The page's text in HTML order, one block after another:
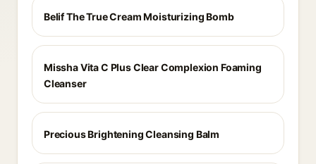
Belif The True Cream Moisturizing Bomb
Missha Vita C Plus Clear Complexion Foaming
Cleanser
Precious Brightening Cleansing Balm